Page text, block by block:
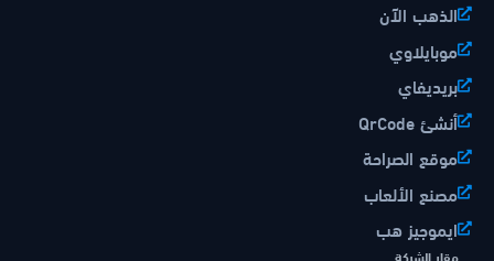
الذهب الآن
موبايلاوي
بريديفاي
أنشئ QrCode
موقع الصراحة
مصنع الألعاب
ايموجيز هب
مقار الشركة